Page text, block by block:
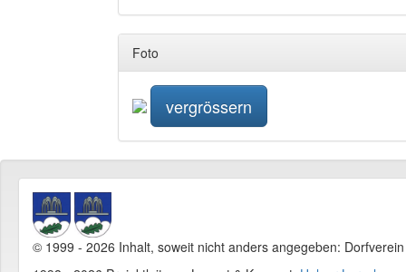
Foto
vergrössern
© 1999 - 2026 Inhalt, soweit nicht anders angegeben: